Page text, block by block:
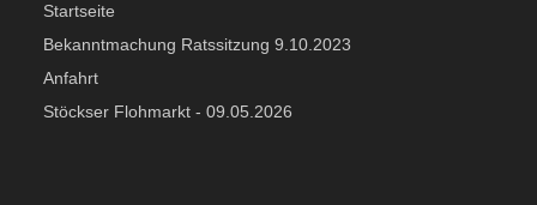
Startseite
Bekanntmachung Ratssitzung 9.10.2023
Anfahrt
Stöckser Flohmarkt - 09.05.2026